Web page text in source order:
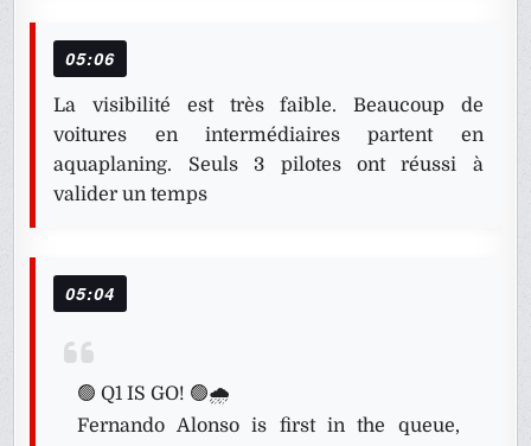
05:06
La visibilité est très faible. Beaucoup de
voitures en intermédiaires partent en
aquaplaning. Seuls 3 pilotes ont réussi à
valider un temps
05:04
🟢 Q1 IS GO! 🟢🌧️
Fernando Alonso is first in the queue,